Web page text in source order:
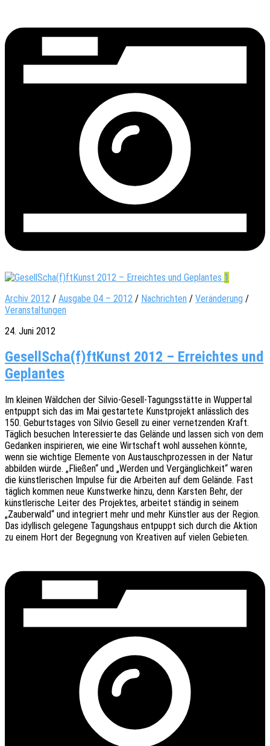
1
Archiv 2012 / Ausgabe 04 – 2012 / Nachrichten / Veränderung /
Veranstaltungen
24. Juni 2012
GesellScha(f)ftKunst 2012 – Erreichtes und
Geplantes
Im klei­nen Wäld­chen der Silvio-Gesell-Tagungs­stät­te in Wupper­tal
entpuppt sich das im Mai gestar­te­te Kunst­pro­jekt anläss­lich des
150. Geburts­ta­ges von Silvio Gesell zu einer vernet­zen­den Kraft.
Täglich besu­chen Inter­es­sier­te das Gelän­de und lassen sich von dem
Gedan­ken inspi­rie­ren, wie eine Wirt­schaft wohl ausse­hen könnte,
wenn sie wich­ti­ge Elemen­te von Austausch­pro­zes­sen in der Natur
abbil­den würde. „Flie­ßen“ und „Werden und Vergäng­lich­keit“ waren
die künst­le­ri­schen Impul­se für die Arbei­ten auf dem Gelän­de. Fast
täglich kommen neue Kunst­wer­ke hinzu, denn Kars­ten Behr, der
künst­le­ri­sche Leiter des Projek­tes, arbei­tet stän­dig in seinem
„Zauber­wald“ und inte­griert mehr und mehr Künst­ler aus der Region.
Das idyl­lisch gele­ge­ne Tagungs­haus entpuppt sich durch die Aktion
zu einem Hort der Begeg­nung von Krea­ti­ven auf vielen Gebieten.